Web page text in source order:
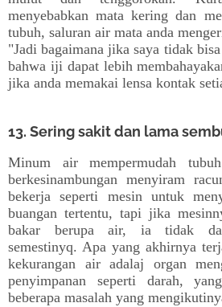
menyebabkan mata kering dan
tubuh, saluran air mata anda
"Jadi bagaimana jika saya tidak
bahwa iji dapat lebih
jika anda memakai lensa kontak
13. Sering sakit dan lama
Minum air mempermudah
berkesinambungan menyiram
bekerja seperti mesin untuk
buangan tertentu, tapi jika
bakar berupa air, ia tidak
semestinyq. Apa yang akhirnya
kekurangan air adalaj organ
penyimpanan seperti darah,
beberapa masalah yang